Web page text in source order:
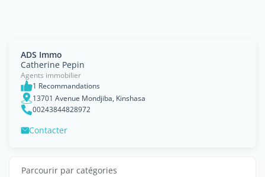
ADS Immo
Catherine Pepin
Agents immobilier
1 Recommandations
13701 Avenue Mondjiba, Kinshasa
00243844828972
Contacter
Parcourir par catégories